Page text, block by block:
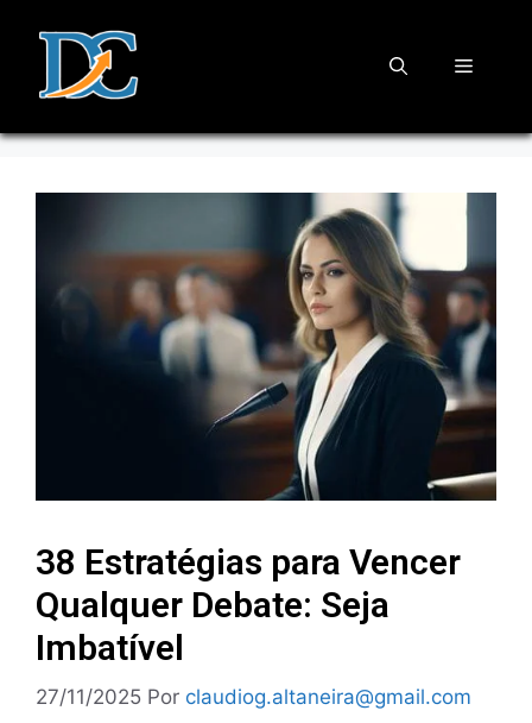
38 Estratégias para Vencer
Qualquer Debate: Seja
Imbatível
27/11/2025 Por claudiog.altaneira@gmail.com